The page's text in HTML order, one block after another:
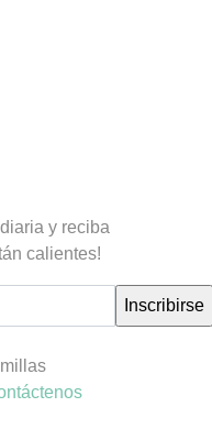
y reciba
calientes!